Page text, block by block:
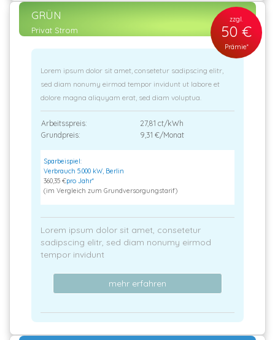
GRÜN
Privat Strom
zzgl.
50 €
Prämie*
Lorem ipsum dolor sit amet, consetetur sadipscing elitr,
sed diam nonumy eirmod tempor invidunt ut labore et
dolore magna aliquyam erat, sed diam voluptua.
Arbeitsspreis:
27,81 ct/kWh
Grundpreis:
9,31 €/Monat
Sparbeispiel:
Verbrauch 5.000 kW, Berlin
360,35 €pro Jahr*
(im Vergleich zum Grundversorgungstarif)
Lorem ipsum dolor sit amet, consetetur
sadipscing elitr, sed diam nonumy eirmod
tempor invidunt
mehr erfahren